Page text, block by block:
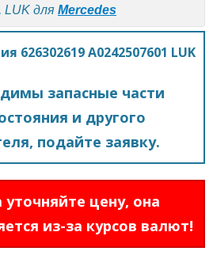
LUK для Mercedes
626302619 A0242507601 LUK
запасные части
и другого
подайте заявку.
цену, она
из-за курсов валют!